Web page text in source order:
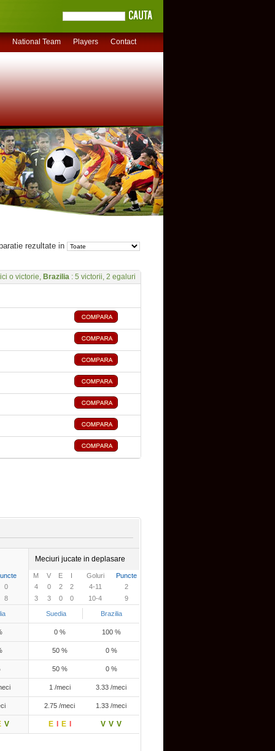
National Team Players Contact
rezultate in
o victorie, Brazilia : 5 victorii, 2 egaluri
Meciuri jucate in deplasare
M V E I Goluri
Puncte
0
4 0 2 2 4-11
2
8
3 3 0 0 10-4 9
Suedia Brazilia
0 % 100 %
50 % 0 %
50 % 0 %
1 /meci 3.33 /meci
2.75 /meci 1.33 /meci
V E E V V V